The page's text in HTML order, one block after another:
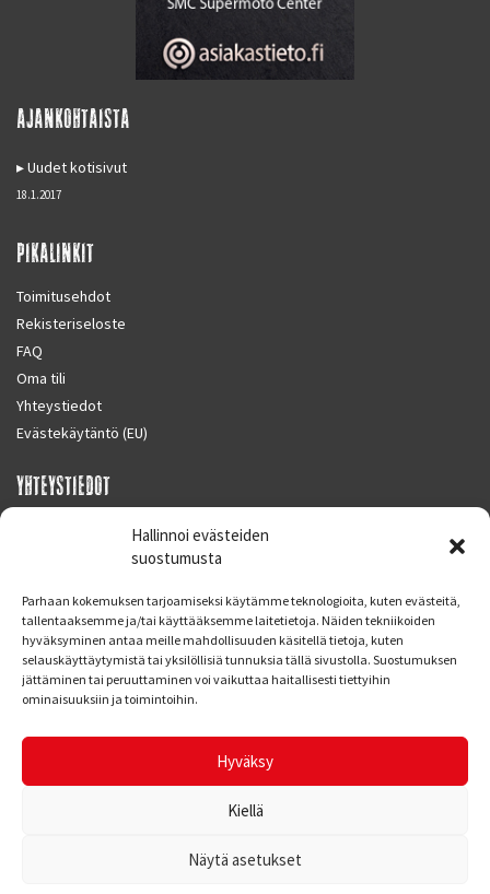
Hallinnoi evästeiden
suostumusta
Parhaan kokemuksen tarjoamiseksi käytämme teknologioita, kuten evästeitä,
tallentaaksemme ja/tai käyttääksemme laitetietoja. Näiden tekniikoiden
hyväksyminen antaa meille mahdollisuuden käsitellä tietoja, kuten
selauskäyttäytymistä tai yksilöllisiä tunnuksia tällä sivustolla. Suostumuksen
jättäminen tai peruuttaminen voi vaikuttaa haitallisesti tiettyihin
ominaisuuksiin ja toimintoihin.
Hyväksy
Kiellä
Näytä asetukset
AJANKOHTAISTA
Uudet kotisivut
18.1.2017
PIKALINKIT
Toimitusehdot
Rekisteriseloste
FAQ
Oma tili
Yhteystiedot
Evästekäytäntö (EU)
YHTEYSTIEDOT
SUPERMOTO CENTER
Finland
Puh. 09 221 7088
info at supermotocenter.fi
Maanantai - Tiistai 09.00 - 17.00
© Supermoto Center